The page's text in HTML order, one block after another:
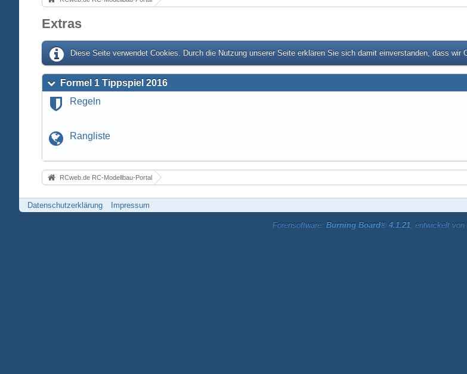
Extras
Diese Seite verwendet Cookies. Durch die Nutzung unserer Seite erklären Sie sich damit einverstanden, dass wir
Formel 1 Tippspiel 2016
Regeln
Rangliste
RCweb.de RC-Modellbau-Portal
Datenschutzerklärung Impressum
Forensoftware: Burning Board® 4.1.21, entwickelt von